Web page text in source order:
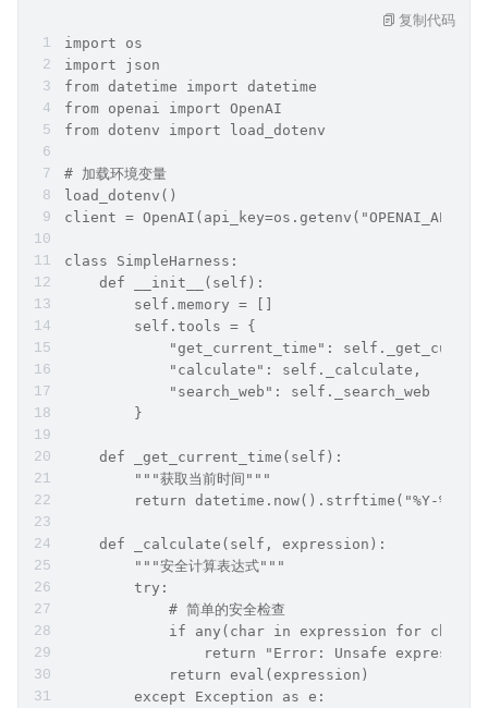
import os
import json
from datetime import datetime
from openai import OpenAI
from dotenv import load_dotenv
# 加载环境变量
load_dotenv()
client =
class SimpleHarness:
    def __init__(self):
        self.memory = []
        self.tools = {
"get_current_time":
            "calculate": self._calculate,
            "search_web": self._search_web
        }
    def _get_current_time(self):
        """获取当前时间"""
return datetime.now().strftime("%Y-%m-%d
    def _calculate(self, expression):
        """安全计算表达式"""
        try:
            # 简单的安全检查
if any(char in expression for char
return "Error: Unsafe
            return eval(expression)
        except Exception as e:
复制代码